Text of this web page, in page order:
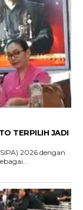
TERPILIH JADI
2026 dengan